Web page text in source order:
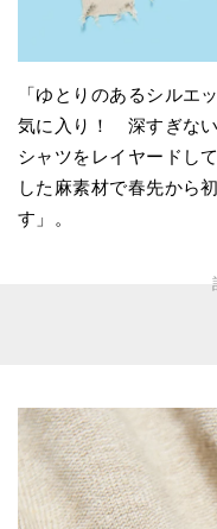
「ゆとりのあるシルエ
気に入り！ 深すぎな
シャツをレイヤードし
した麻素材で春先から
す」。